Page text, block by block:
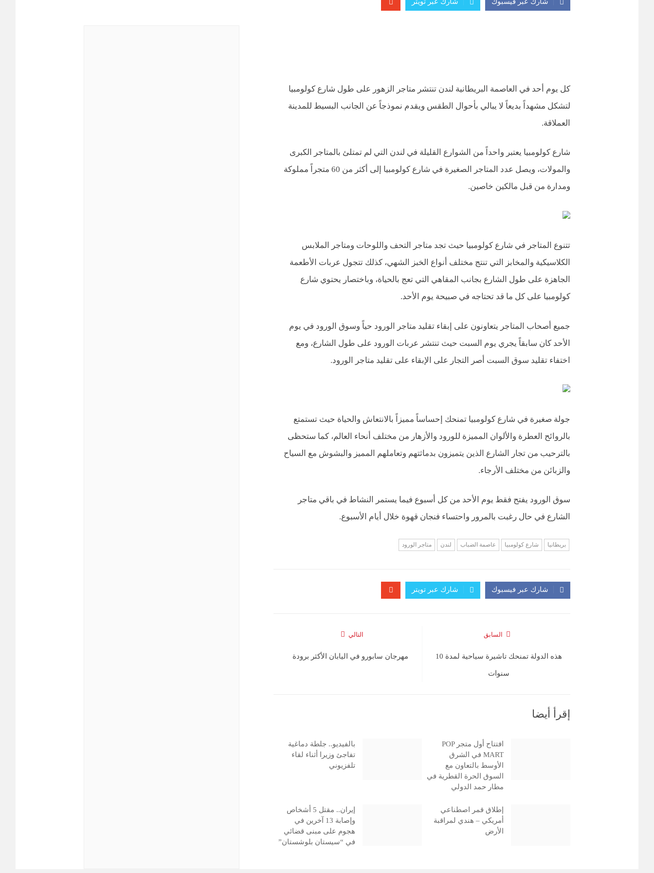
شارك عبر فيسبوك شارك عبر تويتر
كل يوم أحد في العاصمة البريطانية لندن تنتشر متاجر الزهور على طول شارع كولومبيا
لتشكل مشهداً بديعاً لا يبالي بأحوال الطقس ويقدم نموذجاً عن الجانب البسيط للمدينة
العملاقة.
شارع كولومبيا يعتبر واحداً من الشوارع القليلة في لندن التي لم تمتلئ بالمتاجر الكبرى
والمولات، ويصل عدد المتاجر الصغيرة في شارع كولومبيا إلى أكثر من 60 متجراً مملوكة
ومدارة من قبل مالكين خاصين.
تتنوع المتاجر في شارع كولومبيا حيث تجد متاجر التحف واللوحات ومتاجر الملابس
الكلاسيكية والمخابز التي تنتج مختلف أنواع الخبز الشهي، كذلك تتجول عربات الأطعمة
الجاهزة على طول الشارع بجانب المقاهي التي تعج بالحياة، وباختصار يحتوي شارع
كولومبيا على كل ما قد تحتاجه في صبيحة يوم الأحد.
جميع أصحاب المتاجر يتعاونون على إبقاء تقليد متاجر الورود حياً وسوق الورود في يوم
الأحد كان سابقاً يجري يوم السبت حيث تنتشر عربات الورود على طول الشارع، ومع
اختفاء تقليد سوق السبت أصر التجار على الإبقاء على تقليد متاجر الورود.
جولة صغيرة في شارع كولومبيا تمنحك إحساساً مميزاً بالانتعاش والحياة حيث تستمتع
بالروائح العطرة والألوان المميزة للورود والأزهار من مختلف أنحاء العالم، كما ستحظى
بالترحيب من تجار الشارع الذين يتميزون بدماثتهم وتعاملهم المميز والبشوش مع السياح
والزبائن من مختلف الأرجاء.
سوق الورود يفتح فقط يوم الأحد من كل أسبوع فيما يستمر النشاط في باقي متاجر
الشارع في حال رغبت بالمرور واحتساء فنجان قهوة خلال أيام الأسبوع.
بريطانيا شارع كولومبيا عاصمة الضباب لندن متاجر الورود
شارك عبر فيسبوك شارك عبر تويتر
السابق
هذه الدولة تمنحك تاشيرة سياحية لمدة 10
سنوات
التالي
مهرجان سابورو في اليابان الأكثر برودة
إقرأ أيضا
افتتاح أول متجر POP
MART في الشرق
الأوسط بالتعاون مع
السوق الحرة القطرية في
مطار حمد الدولي
بالفيديو.. جلطة دماغية
تفاجئ وزيرا أثناء لقاء
تلفزيوني
إطلاق قمر اصطناعي
أمريكي – هندي لمراقبة
الأرض
إيران.. مقتل 5 أشخاص
وإصابة 13 آخرين في
هجوم على مبنى قضائي
في “سيستان بلوشستان”